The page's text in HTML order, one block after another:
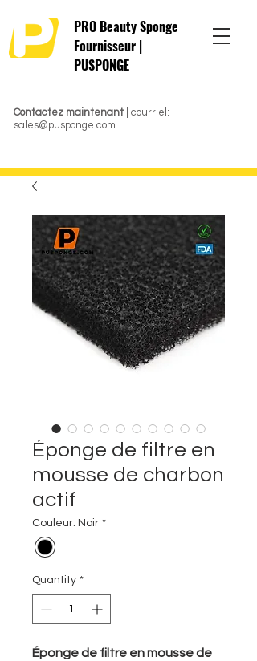
Contactez maintenant | courriel:
sales@pusponge.com
PRO Beauty Sponge
Fournisseur |
PUSPONGE
Éponge de filtre en
mousse de charbon
actif
Couleur: Noir *
Quantity *
Éponge de filtre en mousse de